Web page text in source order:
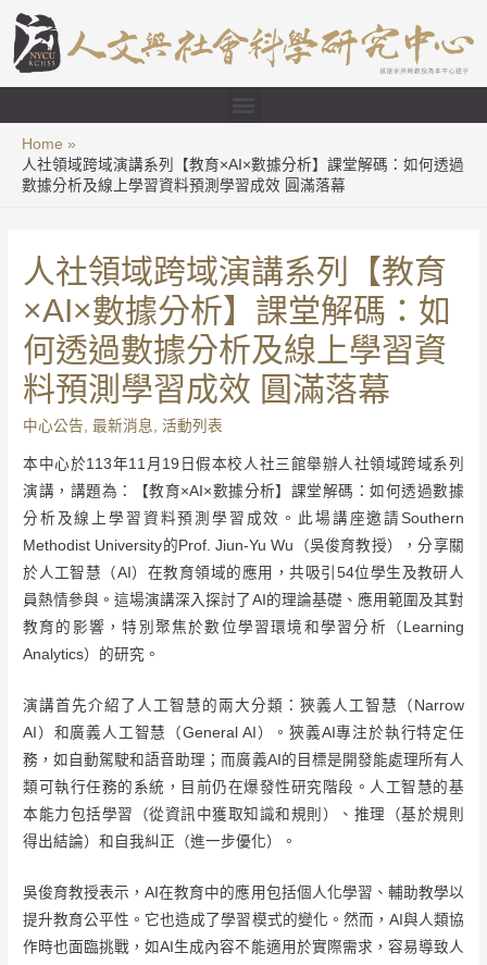
Home
人社領域跨域演講系列【教育×AI×數據分析】課堂解碼：如何透過
數據分析及線上學習資料預測學習成效 圓滿落幕
人社領域跨域演講系列【教育
×AI×數據分析】課堂解碼：如
何透過數據分析及線上學習資
料預測學習成效 圓滿落幕
中心公告 ,最新消息 ,活動列表
本中心於113年11月19日假本校人社三館舉辦人社領域跨域系列
演講，講題為：【教育×AI×數據分析】課堂解碼：如何透過數據
分析及線上學習資料預測學習成效。此場講座邀請Southern
Methodist University的Prof. Jiun-Yu Wu（吳俊育教授），分享關
於人工智慧（AI）在教育領域的應用，共吸引54位學生及教研人
員熱情參與。這場演講深入探討了AI的理論基礎、應用範圍及其對
教育的影響，特別聚焦於數位學習環境和學習分析（Learning
Analytics）的研究。
演講首先介紹了人工智慧的兩大分類：狹義人工智慧（Narrow
AI）和廣義人工智慧（General AI）。狹義AI專注於執行特定任
務，如自動駕駛和語音助理；而廣義AI的目標是開發能處理所有人
類可執行任務的系統，目前仍在爆發性研究階段。人工智慧的基
本能力包括學習（從資訊中獲取知識和規則）、推理（基於規則
得出結論）和自我糾正（進一步優化）。
吳俊育教授表示，AI在教育中的應用包括個人化學習、輔助教學以
提升教育公平性。它也造成了學習模式的變化。然而，AI與人類協
作時也面臨挑戰，如AI生成內容不能適用於實際需求，容易導致人